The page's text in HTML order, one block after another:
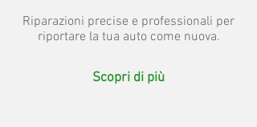
Riparazioni precise e professionali per
riportare la tua auto come nuova.
Scopri di più